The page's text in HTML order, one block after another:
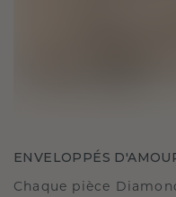
ENVELOPPÉS
Chaque pièce